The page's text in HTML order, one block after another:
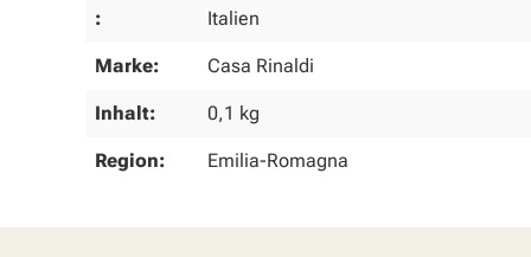
:
Italien
Marke: Casa Rinaldi
Inhalt: 0,1 kg
Region: Emilia-Romagna